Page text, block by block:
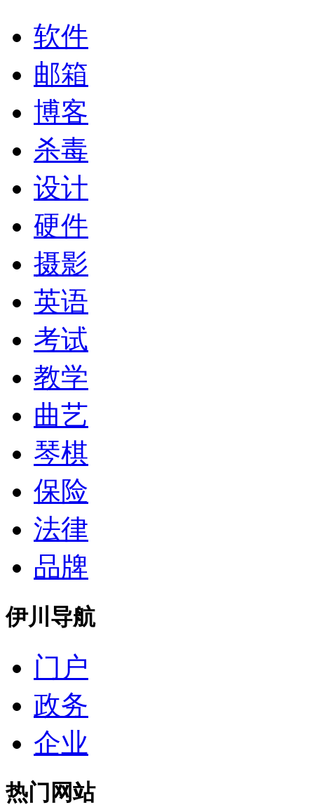
软件
邮箱
博客
杀毒
设计
硬件
摄影
英语
考试
教学
曲艺
琴棋
保险
法律
品牌
伊川导航
门户
政务
企业
热门网站